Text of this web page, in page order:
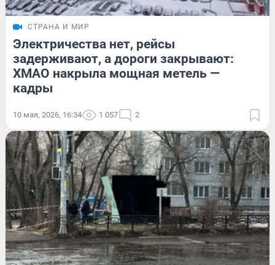
СТРАНА И МИР
Электричества нет, рейсы
задерживают, а дороги закрывают:
ХМАО накрыла мощная метель —
кадры
10 мая, 2026, 16:34 1 057 2